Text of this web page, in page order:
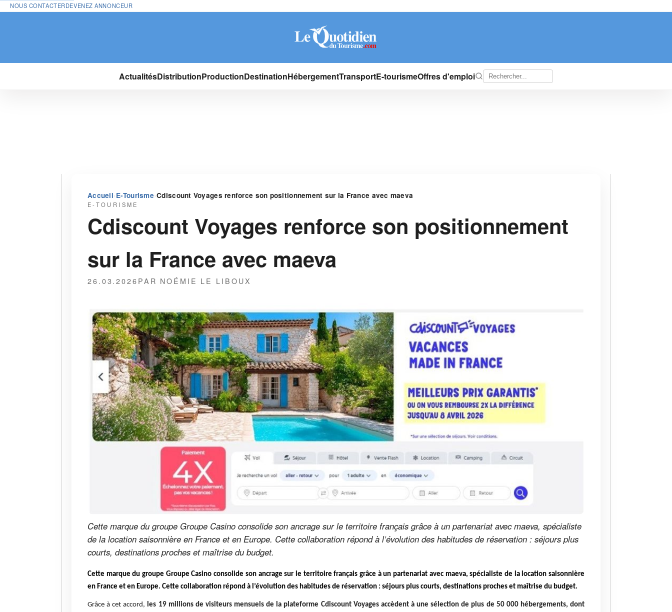
NOUS CONTACTERDEVENEZ ANNONCEUR
ActualitésDistributionProductionDestinationHébergementTransportE-tourismeOffres d'emploi
Accueil›E-Tourisme›Cdiscount Voyages renforce son positionnement sur la France avec maeva
E-TOURISME
Cdiscount Voyages renforce son positionnement
sur la France avec maeva
26.03.2026PAR NOÉMIE LE LIBOUX
Cette marque du groupe Groupe Casino consolide son ancrage sur le territoire français grâce à un partenariat avec maeva, spécialiste
de la location saisonnière en France et en Europe. Cette collaboration répond à l’évolution des habitudes de réservation : séjours plus
courts, destinations proches et maîtrise du budget.
Cette marque du groupe Groupe Casino consolide son ancrage sur le territoire français grâce à un partenariat avec maeva, spécialiste de la location saisonnière
en France et en Europe. Cette collaboration répond à l’évolution des habitudes de réservation : séjours plus courts, destinations proches et maîtrise du budget.
Grâce à cet accord, les 19 millions de visiteurs mensuels de la plateforme Cdiscount Voyages accèdent à une sélection de plus de 50 000 hébergements, dont